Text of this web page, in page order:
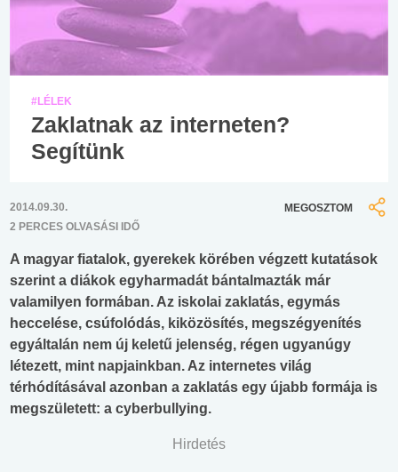
#LÉLEK
Zaklatnak az interneten?
Segítünk
2014.09.30.
2 PERCES OLVASÁSI IDŐ
MEGOSZTOM
A magyar fiatalok, gyerekek körében végzett kutatások
szerint a diákok egyharmadát bántalmazták már
valamilyen formában. Az iskolai zaklatás, egymás
heccelése, csúfolódás, kiközösítés, megszégyenítés
egyáltalán nem új keletű jelenség, régen ugyanúgy
létezett, mint napjainkban. Az internetes világ
térhódításával azonban a zaklatás egy újabb formája is
megszületett: a cyberbullying.
Hirdetés